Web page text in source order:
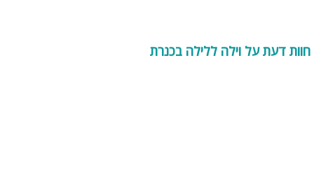
חוות דעת על וילה ללילה בכנרת